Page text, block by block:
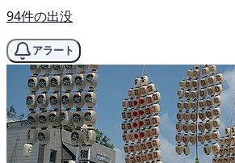
94件の出没
アラート